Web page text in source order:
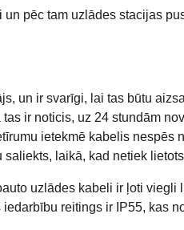
pēc tam uzlādes stacijas
un ir svarīgi, lai tas būtu
ir noticis, uz 24 stundām
ietekmē kabelis nespēs
laikā, kad netiek
uzlādes kabeli ir ļoti
reitings ir IP55, kas